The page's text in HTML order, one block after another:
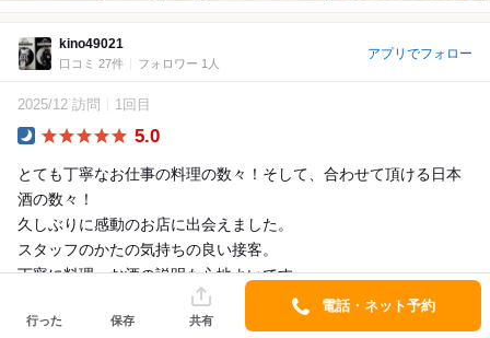
kino49021
口コミ 27件 フォロワー 1人
アプリでフォロー
2025/12 訪問 1回目
5.0
とても丁寧なお仕事の料理の数々！そして、合わせて頂ける日本
酒の数々！
久しぶりに感動のお店に出会えました。
スタッフのかたの気持ちの良い接客。
丁寧に料理、お酒の説明も心地よいです。
行った 保存 共有
電話・ネット予約